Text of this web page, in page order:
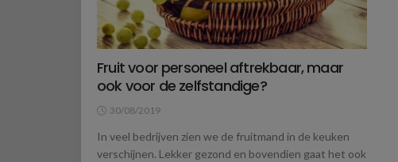
Fruit voor personeel aftrekbaar, maar
ook voor de zelfstandige?
30/08/2019
In veel bedrijven zien we de fruitmand in de keuken
verschijnen. Lekker gezond en bovendien gaat het ook